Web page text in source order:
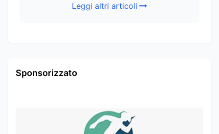
Leggi altri articoli
Sponsorizzato